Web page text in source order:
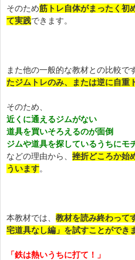
そのため筋トレ自体がまったく初
て実践できます。
また他の一般的な教材との比較で
たジムトレのみ、または逆に自重
そのため、
近くに通えるジムがない
道具を買いそろえるのが面倒
ジムや道具を探しているうちにモ
などの理由から、 挫折どころか始
ういます。
本教材では、 教材を読み終わって
宅道具なし編」を試すことができ
「鉄は熱いうちに打て！」